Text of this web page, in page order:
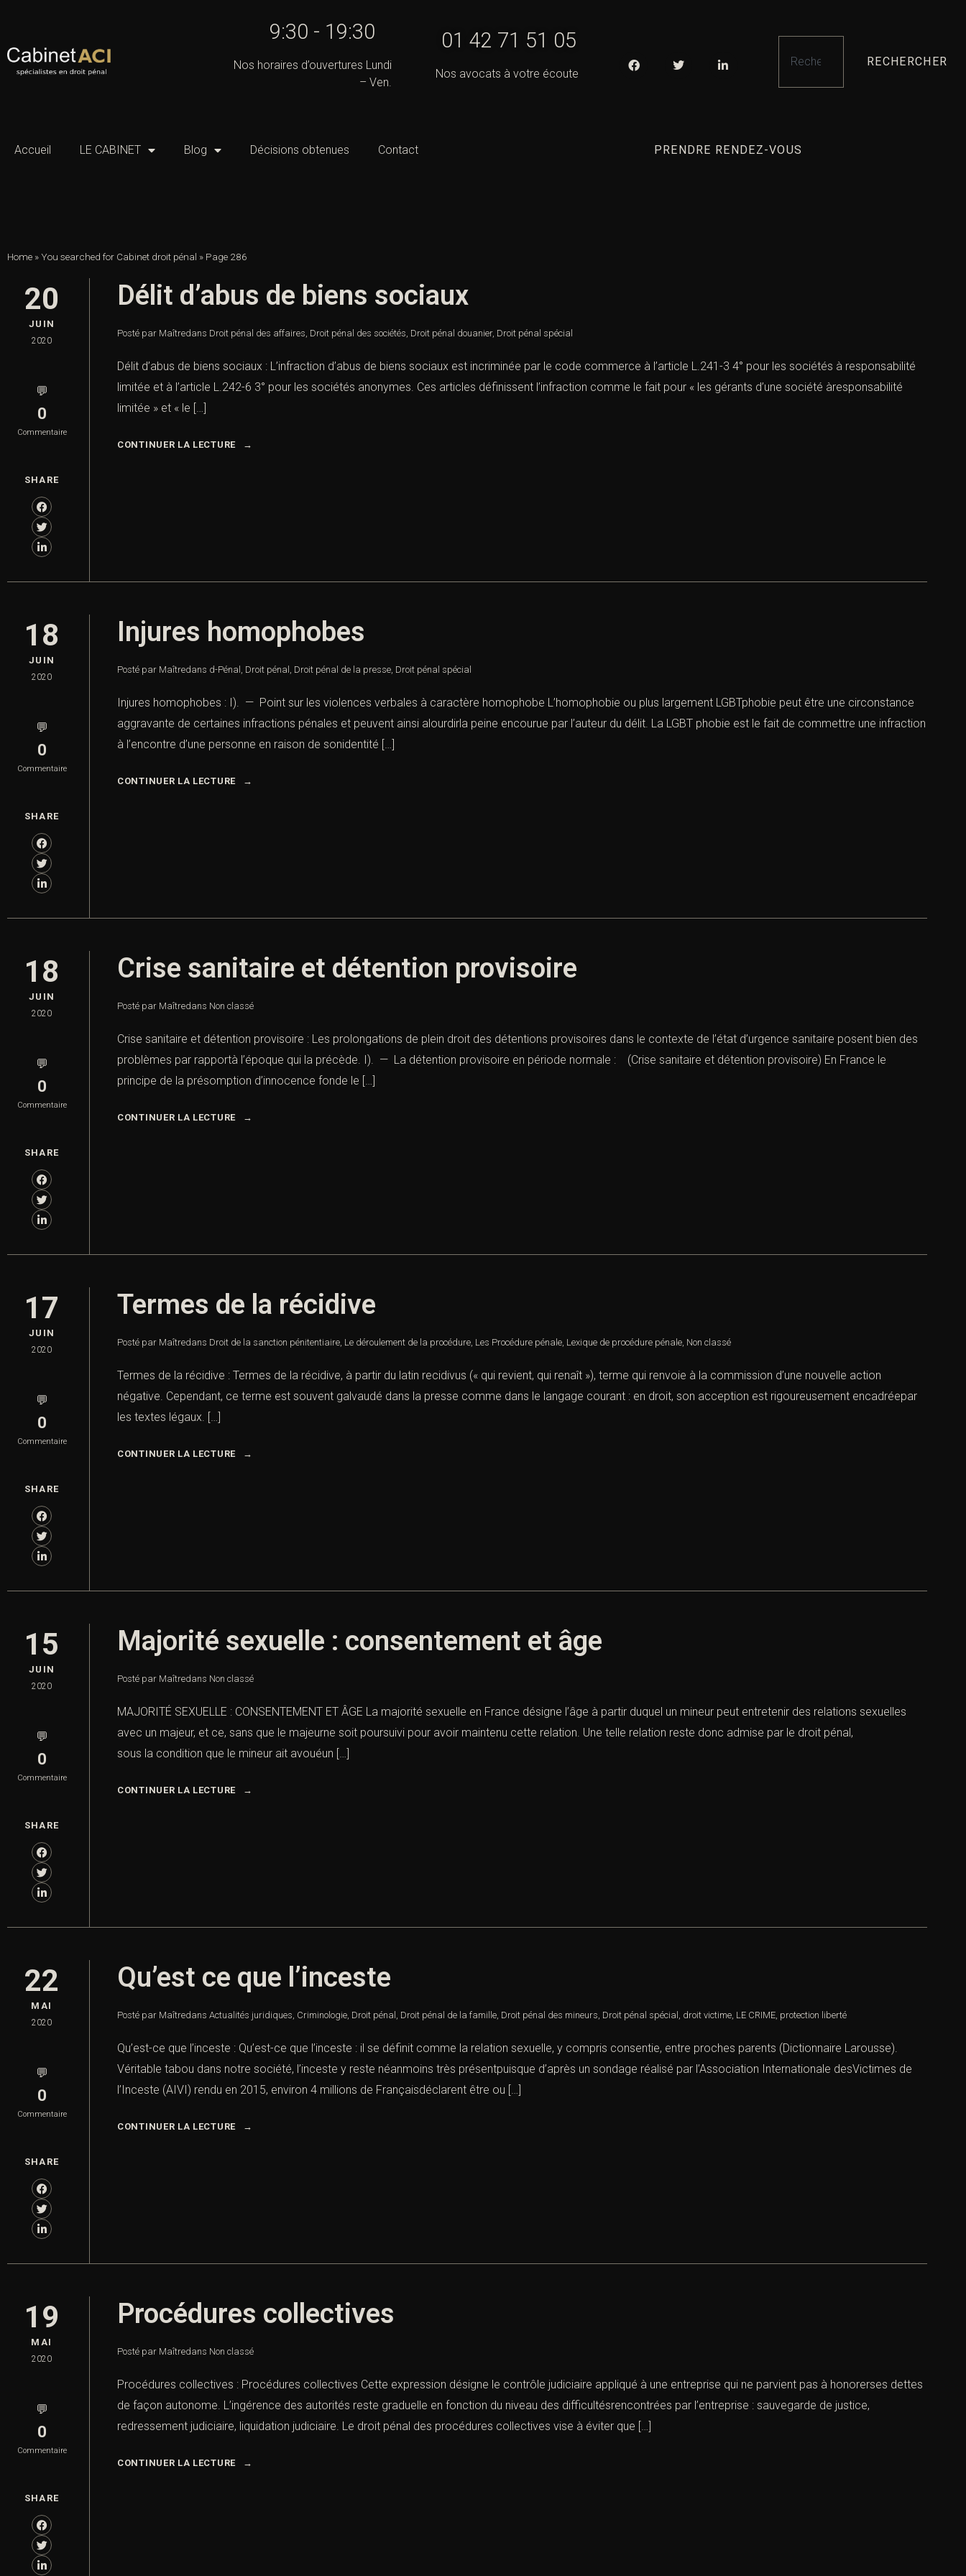
9:30 - 19:30
Nos horaires d’ouvertures Lundi
– Ven.
01 42 71 51 05
Nos avocats à votre écoute
RECHERCHER
Accueil LE CABINET Blog Décisions obtenues Contact PRENDRE RENDEZ-VOUS
Home »You searched for Cabinet droit pénal » Page 286
20
JUIN
2020
💬
0
Commentaire
SHARE
Délit d’abus de biens sociaux
Posté par Maîtredans Droit pénal des affaires, Droit pénal des sociétés, Droit pénal douanier, Droit pénal spécial
Délit d’abus de biens sociaux : L’infraction d’abus de biens sociaux est incriminée par le code commerce à l’article L.241-3 4° pour les sociétés à responsabilité
limitée et à l’article L.242-6 3° pour les sociétés anonymes. Ces articles définissent l’infraction comme le fait pour « les gérants d’une société àresponsabilité
limitée » et « le […]
CONTINUER LA LECTURE
18
JUIN
2020
💬
0
Commentaire
SHARE
Injures homophobes
Posté par Maîtredans d-Pénal , Droit pénal , Droit pénal de la presse, Droit pénal spécial
Injures homophobes : I). — Point sur les violences verbales à caractère homophobe L’homophobie ou plus largement LGBTphobie peut être une circonstance
aggravante de certaines infractions pénales et peuvent ainsi alourdirla peine encourue par l’auteur du délit. La LGBT phobie est le fait de commettre une infraction
à l’encontre d’une personne en raison de sonidentité […]
CONTINUER LA LECTURE
18
JUIN
2020
💬
0
Commentaire
SHARE
Crise sanitaire et détention provisoire
Posté par Maîtredans Non classé
Crise sanitaire et détention provisoire : Les prolongations de plein droit des détentions provisoires dans le contexte de l’état d’urgence sanitaire posent bien des
problèmes par rapportà l’époque qui la précède. I). — La détention provisoire en période normale : (Crise sanitaire et détention provisoire) En France le
principe de la présomption d’innocence fonde le […]
CONTINUER LA LECTURE
17
JUIN
2020
💬
0
Commentaire
SHARE
Termes de la récidive
Posté par Maîtredans Droit de la sanction pénitentiaire, Le déroulement de la procédure, Les Procédure pénale, Lexique de procédure pénale, Non classé
Termes de la récidive : Termes de la récidive, à partir du latin recidivus (« qui revient, qui renaît »), terme qui renvoie à la commission d’une nouvelle action
négative. Cependant, ce terme est souvent galvaudé dans la presse comme dans le langage courant : en droit, son acception est rigoureusement encadréepar
les textes légaux. […]
CONTINUER LA LECTURE
15
JUIN
2020
💬
0
Commentaire
SHARE
Majorité sexuelle : consentement et âge
Posté par Maîtredans Non classé
MAJORITÉ SEXUELLE : CONSENTEMENT ET ÂGE La majorité sexuelle en France désigne l’âge à partir duquel un mineur peut entretenir des relations sexuelles
avec un majeur, et ce, sans que le majeurne soit poursuivi pour avoir maintenu cette relation. Une telle relation reste donc admise par le droit pénal,
sous la condition que le mineur ait avouéun […]
CONTINUER LA LECTURE
22
MAI
2020
💬
0
Commentaire
SHARE
Qu’est ce que l’inceste
Posté par Maîtredans Actualités juridiques, Criminologie, Droit pénal , Droit pénal de la famille, Droit pénal des mineurs, Droit pénal spécial , droit victime, LE CRIME, protection liberté
Qu’est-ce que l’inceste : Qu’est-ce que l’inceste : il se définit comme la relation sexuelle, y compris consentie, entre proches parents (Dictionnaire Larousse).
Véritable tabou dans notre société, l’inceste y reste néanmoins très présentpuisque d’après un sondage réalisé par l’Association Internationale desVictimes de
l’Inceste (AIVI) rendu en 2015, environ 4 millions de Françaisdéclarent être ou […]
CONTINUER LA LECTURE
19
MAI
2020
💬
0
Commentaire
SHARE
Procédures collectives
Posté par Maîtredans Non classé
Procédures collectives : Procédures collectives Cette expression désigne le contrôle judiciaire appliqué à une entreprise qui ne parvient pas à honorerses dettes
de façon autonome. L’ingérence des autorités reste graduelle en fonction du niveau des difficultésrencontrées par l’entreprise : sauvegarde de justice,
redressement judiciaire, liquidation judiciaire. Le droit pénal des procédures collectives vise à éviter que […]
CONTINUER LA LECTURE